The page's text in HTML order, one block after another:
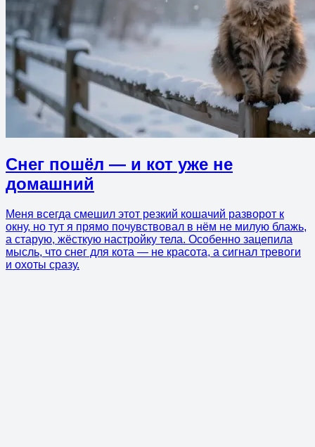
Снег пошёл — и кот уже не
домашний
Меня всегда смешил этот резкий кошачий разворот к
окну, но тут я прямо почувствовал в нём не милую блажь,
а старую, жёсткую настройку тела. Особенно зацепила
мысль, что снег для кота — не красота, а сигнал тревоги
и охоты сразу.